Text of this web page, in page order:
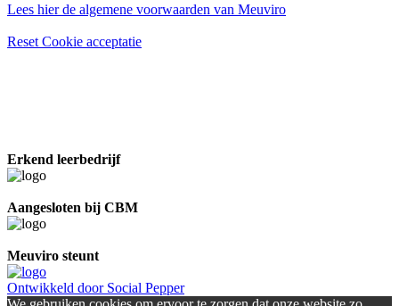
Lees hier de algemene voorwaarden van Meuviro
Reset Cookie acceptatie
Erkend leerbedrijf
Aangesloten bij CBM
Meuviro steunt
Ontwikkeld door Social Pepper